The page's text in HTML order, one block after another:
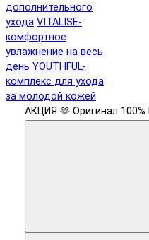
дополнительного
ухода VITALISE-
комфортное
увлажнение на весь
день YOUTHFUL-
комплекс для ухода
за молодой кожей
АКЦИЯ 🫶 Оригинал 100%